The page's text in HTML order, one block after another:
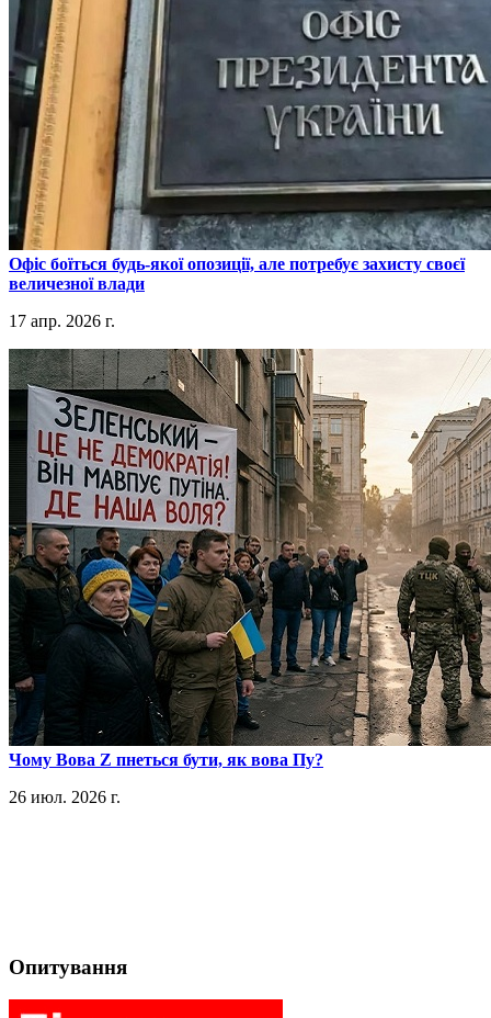
​Офіс боїться будь-якої опозиції, але потребує захисту своєї
величезної влади
17 апр. 2026 г.
​Чому Вова Z пнеться бути, як вова Пу?
26 июл. 2026 г.
Опитування